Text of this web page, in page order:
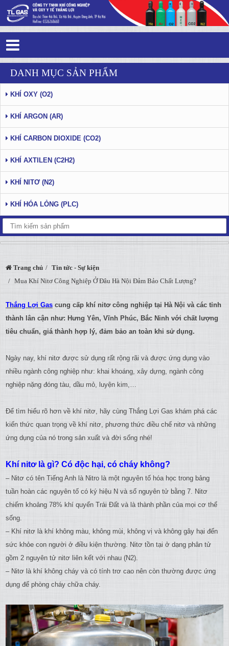
Mua Khí Nitơ Công Nghiệp Ở Đâu Hà
Nội Đảm Bảo Chất Lượng?
DANH MỤC SẢN PHẨM
KHÍ OXY (O2)
KHÍ ARGON (AR)
KHÍ CARBON DIOXIDE (CO2)
KHÍ AXTILEN (C2H2)
KHÍ NITƠ (N2)
KHÍ HÓA LỎNG (PLC)
Trang chủ
Tin tức - Sự kiện
Mua Khí Nitơ Công Nghiệp Ở Đâu Hà Nội Đảm Bảo Chất Lượng?
Thắng Lợi Gas cung cấp khí nitơ công nghiệp tại Hà Nội và các tỉnh
thành lân cận như: Hưng Yên, Vĩnh Phúc, Bắc Ninh với chất lượng
tiêu chuẩn, giá thành hợp lý, đảm bảo an toàn khi sử dụng.
Ngày nay, khí nitơ được sử dụng rất rộng rãi và được ứng dụng vào
nhiều ngành công nghiệp như: khai khoáng, xây dựng, ngành công
nghiệp nặng đóng tàu, dầu mỏ, luyện kim,…
Để tìm hiểu rõ hơn về khí nitơ, hãy cùng Thắng Lợi Gas khám phá các
kiến thức quan trọng về khí nitơ, phương thức điều chế nitơ và những
ứng dụng của nó trong sản xuất và đời sống nhé!
Khí nitơ là gì? Có độc hại, có cháy không?
– Nitơ có tên Tiếng Anh là Nitro là một nguyên tố hóa học trong bảng
tuần hoàn các nguyên tố có ký hiệu N và số nguyên tử bằng 7. Nitơ
chiếm khoảng 78% khí quyển Trái Đất và là thành phần của mọi cơ thể
sống.
– Khí nitơ là khí không màu, không mùi, không vị và không gây hại đến
sức khỏe con người ở điều kiện thường. Nitơ tồn tại ở dạng phân tử
gồm 2 nguyên tử nitơ liên kết với nhau (N2).
– Nitơ là khí không cháy và có tính trơ cao nên còn thường được ứng
dụng để phòng cháy chữa cháy.